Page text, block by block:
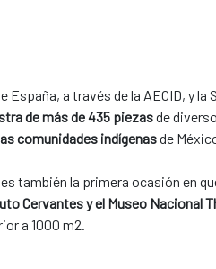
a través de la AECID, y
de más de 435 piezasde
comunidades indígenasde
también la primera ocasión en
Cervantes y el Museo Nacional
a 1000 m2.